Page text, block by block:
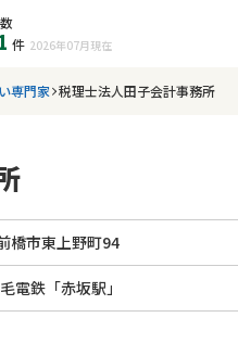
件 2026年07月 現在
専門家 税理士法人田子会計事務所
橋市東上野町94
電鉄「赤坂駅」